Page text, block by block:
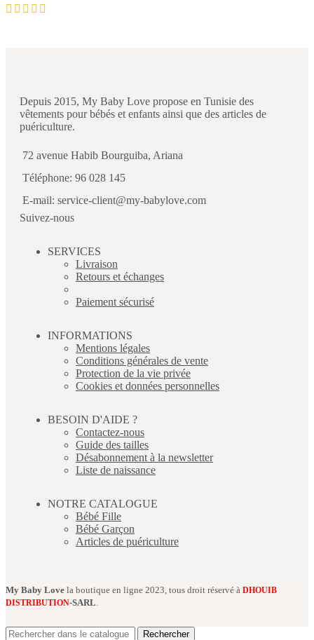
Depuis 2015, My Baby Love propose en Tunisie des
vêtements pour bébés et enfants ainsi que des articles de
puériculture.
72 avenue Habib Bourguiba, Ariana
Téléphone: 96 028 145
E-mail: service-client@my-babylove.com
Suivez-nous
SERVICES
Livraison
Retours et échanges
Paiement sécurisé
INFORMATIONS
Mentions légales
Conditions générales de vente
Protection de la vie privée
Cookies et données personnelles
BESOIN D'AIDE ?
Contactez-nous
Guide des tailles
Désabonnement à la newsletter
Liste de naissance
NOTRE CATALOGUE
Bébé Fille
Bébé Garçon
Articles de puériculture
My Baby Love la boutique en ligne 2023, tous droit réservé à DHOUIB
DISTRIBUTION-SARL
Rechercher